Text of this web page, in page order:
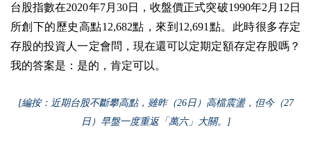
台股指數在2020年7月30日，收盤價正式突破1990年2月12日
所創下的歷史高點12,682點，來到12,691點。此時很多存定
存股的投資人一定會問，現在還可以定期定額存定存股嗎？
我的答案是：是的，肯定可以。
[編按：近期台股不斷攀高點，雖昨（26日）高檔震盪，但今（27
日）早盤一度重返「萬六」大關。]